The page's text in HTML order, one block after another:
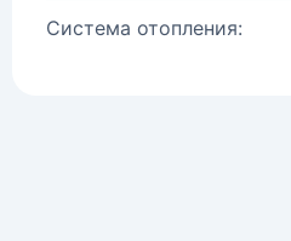
Система отопления: